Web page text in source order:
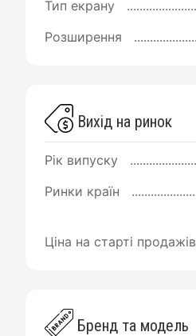
Тип екрану
Розширення
Вихід на ринок
Рік випуску
Ринки країн
Ціна на старті продажів
Бренд та модель